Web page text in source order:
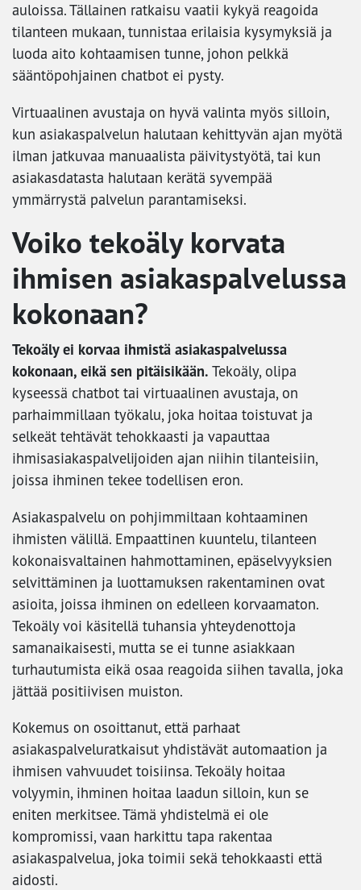
auloissa. Tällainen ratkaisu vaatii kykyä reagoida
tilanteen mukaan, tunnistaa erilaisia kysymyksiä ja
luoda aito kohtaamisen tunne, johon pelkkä
sääntöpohjainen chatbot ei pysty.
Virtuaalinen avustaja on hyvä valinta myös silloin,
kun asiakaspalvelun halutaan kehittyvän ajan myötä
ilman jatkuvaa manuaalista päivitystyötä, tai kun
asiakasdatasta halutaan kerätä syvempää
ymmärrystä palvelun parantamiseksi.
Voiko tekoäly korvata
ihmisen asiakaspalvelussa
kokonaan?
Tekoäly ei korvaa ihmistä asiakaspalvelussa
kokonaan, eikä sen pitäisikään. Tekoäly, olipa
kyseessä chatbot tai virtuaalinen avustaja, on
parhaimmillaan työkalu, joka hoitaa toistuvat ja
selkeät tehtävät tehokkaasti ja vapauttaa
ihmisasiakaspalvelijoiden ajan niihin tilanteisiin,
joissa ihminen tekee todellisen eron.
Asiakaspalvelu on pohjimmiltaan kohtaaminen
ihmisten välillä. Empaattinen kuuntelu, tilanteen
kokonaisvaltainen hahmottaminen, epäselvyyksien
selvittäminen ja luottamuksen rakentaminen ovat
asioita, joissa ihminen on edelleen korvaamaton.
Tekoäly voi käsitellä tuhansia yhteydenottoja
samanaikaisesti, mutta se ei tunne asiakkaan
turhautumista eikä osaa reagoida siihen tavalla, joka
jättää positiivisen muiston.
Kokemus on osoittanut, että parhaat
asiakaspalveluratkaisut yhdistävät automaation ja
ihmisen vahvuudet toisiinsa. Tekoäly hoitaa
volyymin, ihminen hoitaa laadun silloin, kun se
eniten merkitsee. Tämä yhdistelmä ei ole
kompromissi, vaan harkittu tapa rakentaa
asiakaspalvelua, joka toimii sekä tehokkaasti että
aidosti.